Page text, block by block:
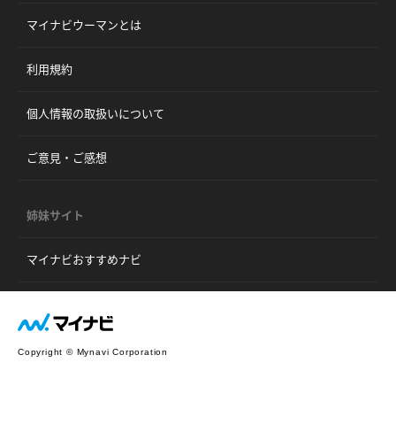
マイナビウーマンとは
利用規約
個人情報の取扱いについて
ご意見・ご感想
姉妹サイト
マイナビおすすめナビ
Copyright © Mynavi Corporation